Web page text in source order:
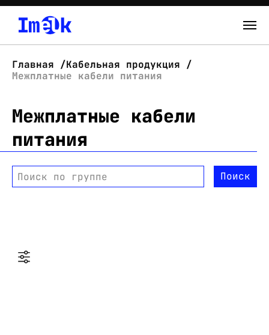
О нас
Новости
Склад
Главная
Кабельная продукция
Межплатные кабели питания
Межплатные кабели
питания
Поиск по группе Поиск